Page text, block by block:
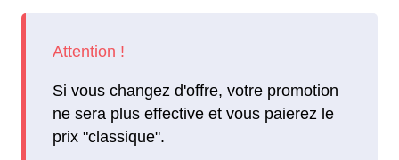
Si vous changez d'offre, votre promotion
ne sera plus effective et vous paierez le
prix "classique".